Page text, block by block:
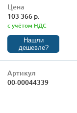
Цена
103 366 р.
с учётом НДС
Нашли
дешевле?
Артикул
00-00044339